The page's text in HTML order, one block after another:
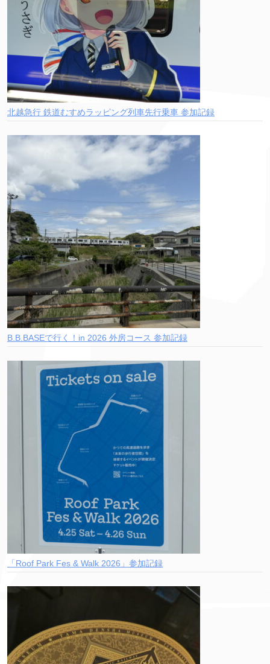
北越急行 鉄道むすめラッピング列車先行乗車 参加記録
B.B.BASEで行く！in 2026 外房コース 参加記録
「Roof Park Fes & Walk 2026」参加記録